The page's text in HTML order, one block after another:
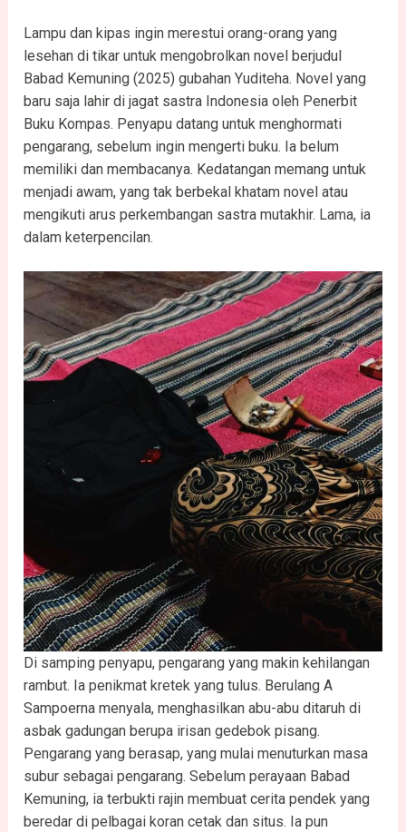
Lampu dan kipas ingin merestui orang-orang yang
lesehan di tikar untuk mengobrolkan novel berjudul
Babad Kemuning (2025) gubahan Yuditeha. Novel yang
baru saja lahir di jagat sastra Indonesia oleh Penerbit
Buku Kompas. Penyapu datang untuk menghormati
pengarang, sebelum ingin mengerti buku. Ia belum
memiliki dan membacanya. Kedatangan memang untuk
menjadi awam, yang tak berbekal khatam novel atau
mengikuti arus perkembangan sastra mutakhir. Lama, ia
dalam keterpencilan.
Di samping penyapu, pengarang yang makin kehilangan
rambut. Ia penikmat kretek yang tulus. Berulang A
Sampoerna menyala, menghasilkan abu-abu ditaruh di
asbak gadungan berupa irisan gedebok pisang.
Pengarang yang berasap, yang mulai menuturkan masa
subur sebagai pengarang. Sebelum perayaan Babad
Kemuning, ia terbukti rajin membuat cerita pendek yang
beredar di pelbagai koran cetak dan situs. Ia pun